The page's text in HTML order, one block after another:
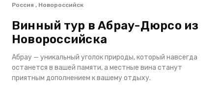
Россия , Новороссийск
Винный тур в Абрау-Дюрсо из
Новороссийска
Абрау — уникальный уголок природы, который навсегда
останется в вашей памяти, а местные вина станут
приятным дополнением к вашему отдыху.